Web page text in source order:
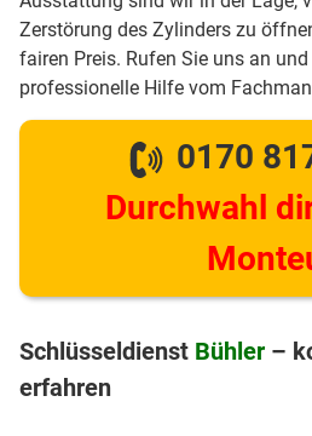
Zerstörung des Zylinders zu
fairen Preis. Rufen Sie uns an
professionelle Hilfe vom
0170
Durchwahl
Schlüsseldienst Bühler –
erfahren